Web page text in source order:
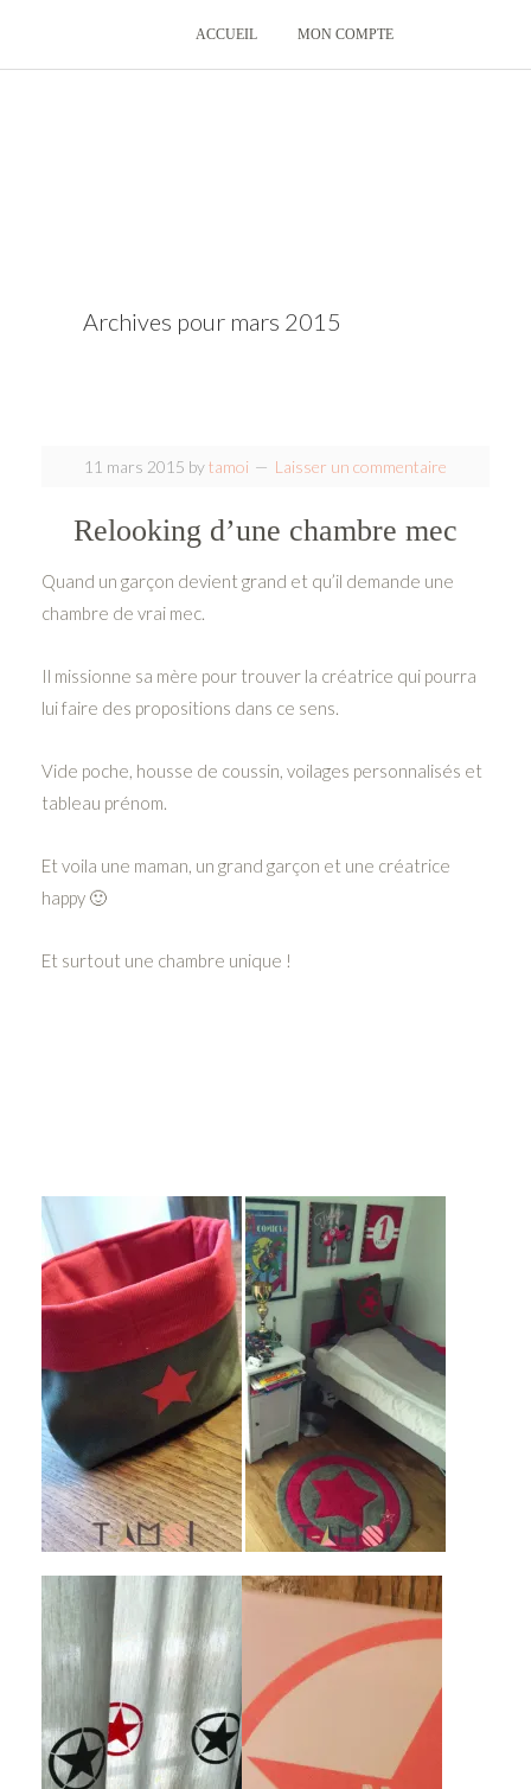
ACCUEIL MON COMPTE
Archives pour mars 2015
11 mars 2015 bytamoi Laisser un commentaire
Relooking d’une chambre mec
Quand un garçon devient grand et qu’il demande une
chambre de vrai mec.
Il missionne sa mère pour trouver la créatrice qui pourra
lui faire des propositions dans ce sens.
Vide poche, housse de coussin, voilages personnalisés et
tableau prénom.
Et voila une maman, un grand garçon et une créatrice
happy 🙂
Et surtout une chambre unique !